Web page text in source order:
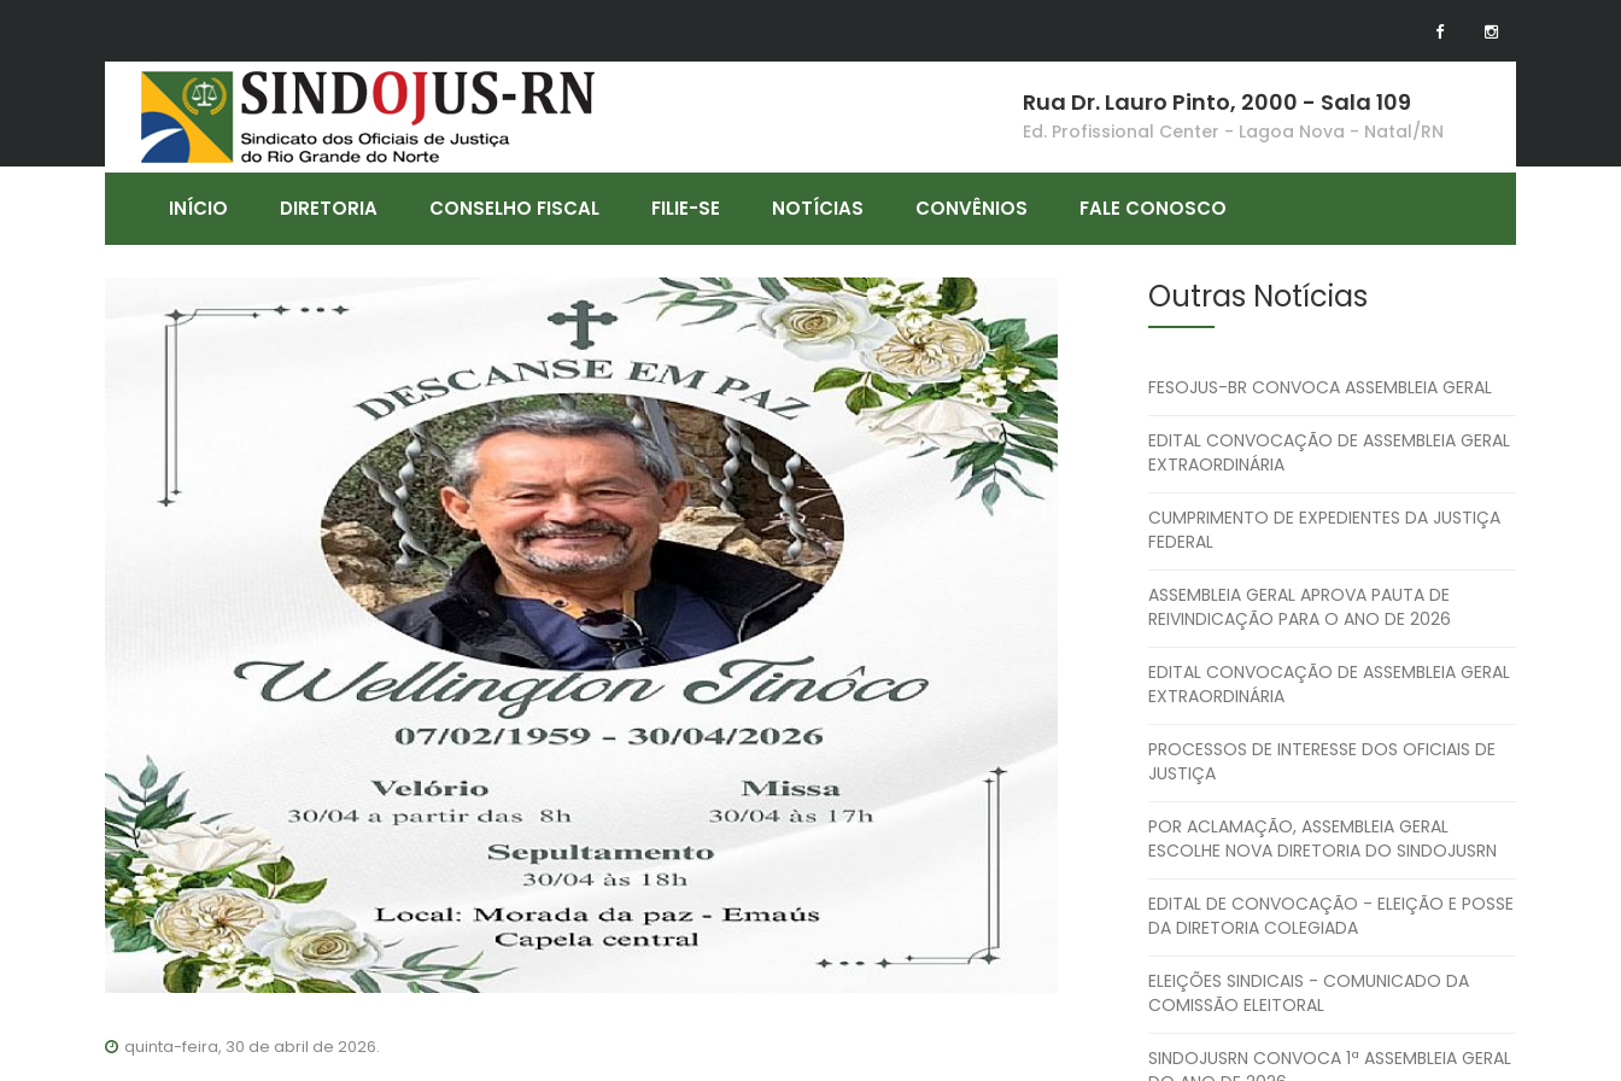
Rua Dr. Lauro Pinto, 2000 - Sala 109
Ed. Profissional Center - Lagoa Nova - Natal/RN
INÍCIO DIRETORIA CONSELHO FISCAL FILIE-SE NOTÍCIAS CONVÊNIOS FALE CONOSCO
quinta-feira, 30 de abril de 2026.
Outras Notícias
FESOJUS-BR CONVOCA ASSEMBLEIA GERAL
EDITAL CONVOCAÇÃO DE ASSEMBLEIA GERAL
EXTRAORDINÁRIA
CUMPRIMENTO DE EXPEDIENTES DA JUSTIÇA
FEDERAL
ASSEMBLEIA GERAL APROVA PAUTA DE
REIVINDICAÇÃO PARA O ANO DE 2026
EDITAL CONVOCAÇÃO DE ASSEMBLEIA GERAL
EXTRAORDINÁRIA
PROCESSOS DE INTERESSE DOS OFICIAIS DE
JUSTIÇA
POR ACLAMAÇÃO, ASSEMBLEIA GERAL
ESCOLHE NOVA DIRETORIA DO SINDOJUSRN
EDITAL DE CONVOCAÇÃO - ELEIÇÃO E POSSE
DA DIRETORIA COLEGIADA
ELEIÇÕES SINDICAIS - COMUNICADO DA
COMISSÃO ELEITORAL
SINDOJUSRN CONVOCA 1ª ASSEMBLEIA GERAL